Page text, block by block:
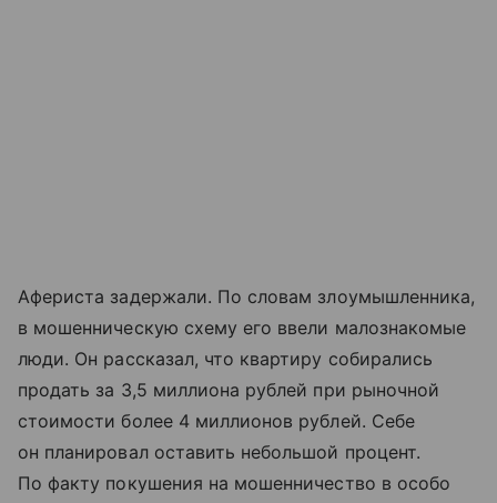
Афериста задержали. По словам злоумышленника,
в мошенническую схему его ввели малознакомые
люди. Он рассказал, что квартиру собирались
продать за 3,5 миллиона рублей при рыночной
стоимости более 4 миллионов рублей. Себе
он планировал оставить небольшой процент.
По факту покушения на мошенничество в особо